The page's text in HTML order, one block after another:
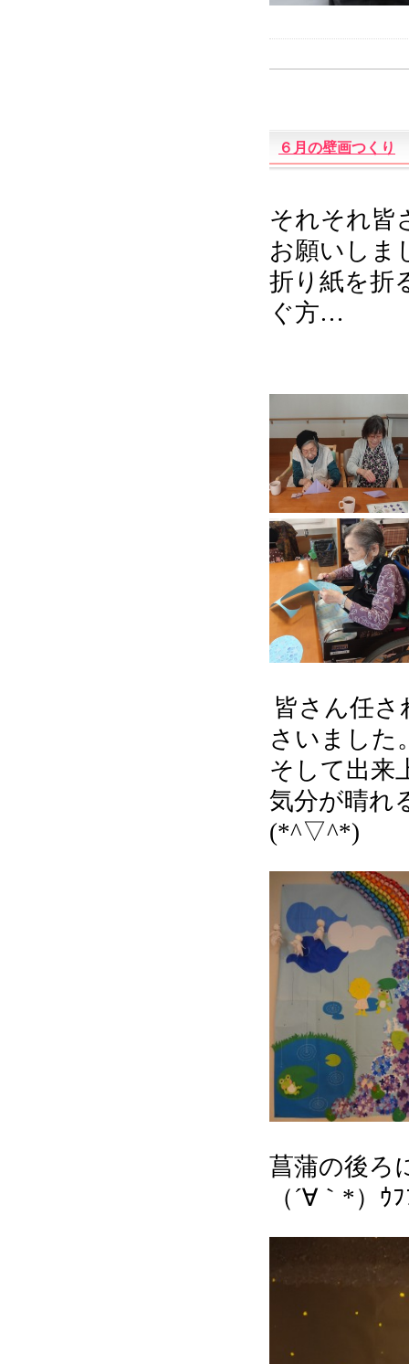
６月の壁画つくり
それそれ皆
お願いしま
折り紙を折
ぐ方…
皆さん任さ
さいました
そして出来
気分が晴れ
(*^▽^*)
菖蒲の後ろ
（´∀｀*）ｳ